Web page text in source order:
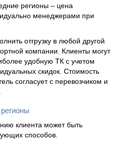
регионы – цена
менеджерами при
отгрузку в любой другой
компании. Клиенты могут
удобную ТК с учетом
скидок. Стоимость
согласует с перевозчиком и
клиента может быть
способов.